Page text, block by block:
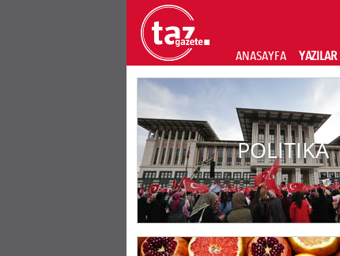
ANASAYFA YAZILAR
POLITIKA